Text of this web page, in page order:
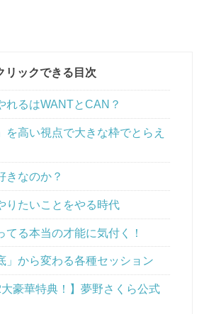
リックできる目次
れるはWANTとCAN？
を高い視点で大きな枠でとらえ
きなのか？
りたいことをやる時代
てる本当の才能に気付く！
」から変わる各種セッション
大豪華特典！】夢野さくら公式